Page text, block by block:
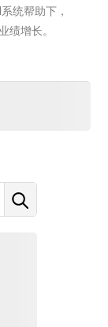
统帮助下，
绩增长。